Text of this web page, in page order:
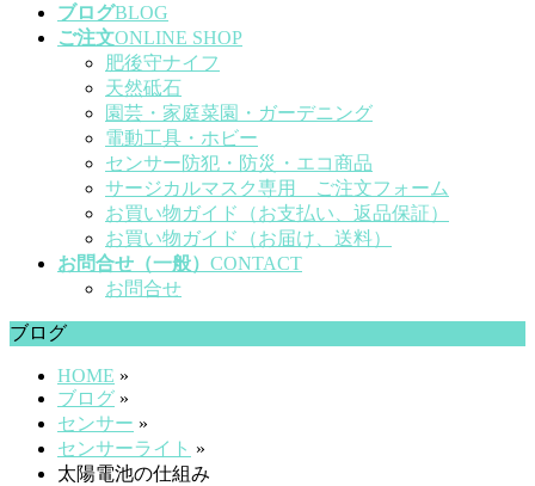
ブログBLOG
ご注文ONLINE SHOP
肥後守ナイフ
天然砥石
園芸・家庭菜園・ガーデニング
電動工具・ホビー
センサー防犯・防災・エコ商品
サージカルマスク専用 ご注文フォーム
お買い物ガイド（お支払い、返品保証）
お買い物ガイド（お届け、送料）
お問合せ（一般） CONTACT
お問合せ
ブログ
HOME »
ブログ »
センサー »
センサーライト »
太陽電池の仕組み